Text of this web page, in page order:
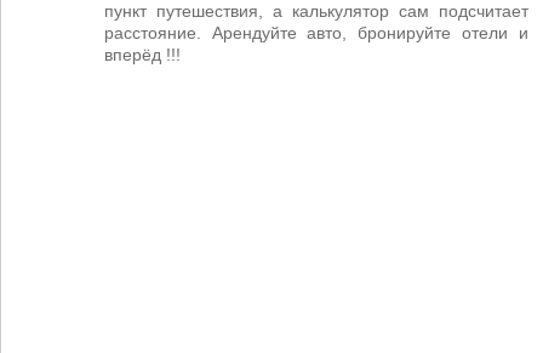
пункт путешествия, а калькулятор сам подсчитает
расстояние. Арендуйте авто, бронируйте отели и
вперёд !!!